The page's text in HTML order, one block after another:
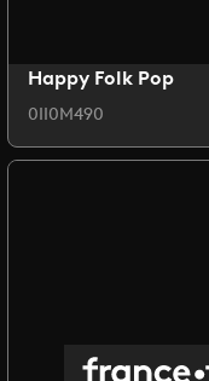
Happy Folk Pop
0II0M490